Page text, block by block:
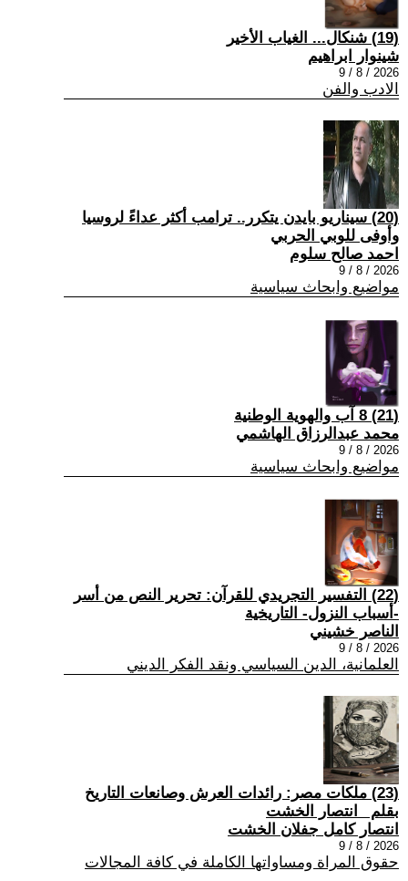
(19) شنكال... الغياب الأخير
شينوار ابراهيم
2026 / 8 / 9
الادب والفن
(20) سيناريو بايدن يتكرر.. ترامب أكثر عداءً لروسيا
وأوفى للوبي الحربي
احمد صالح سلوم
2026 / 8 / 9
مواضيع وابحاث سياسية
(21) 8 آب والهوية الوطنية
محمد عبدالرزاق الهاشمي
2026 / 8 / 9
مواضيع وابحاث سياسية
(22) التفسير التجريدي للقرآن: تحرير النص من أسر
-أسباب النزول- التاريخية
الناصر خشيني
2026 / 8 / 9
العلمانية، الدين السياسي ونقد الفكر الديني
(23) ملكات مصر: رائدات العرش وصانعات التاريخ
بقلم _انتصار الخشت
انتصار كامل جفلان الخشت
2026 / 8 / 9
حقوق المراة ومساواتها الكاملة في كافة المجالات